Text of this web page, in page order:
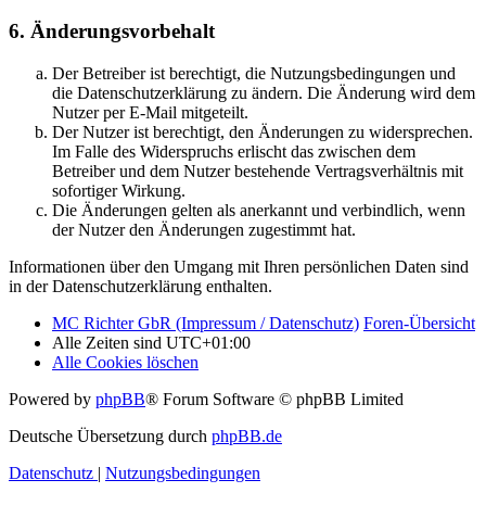
6. Änderungsvorbehalt
Der Betreiber ist berechtigt, die Nutzungsbedingungen und
die Datenschutzerklärung zu ändern. Die Änderung wird dem
Nutzer per E-Mail mitgeteilt.
Der Nutzer ist berechtigt, den Änderungen zu widersprechen.
Im Falle des Widerspruchs erlischt das zwischen dem
Betreiber und dem Nutzer bestehende Vertragsverhältnis mit
sofortiger Wirkung.
Die Änderungen gelten als anerkannt und verbindlich, wenn
der Nutzer den Änderungen zugestimmt hat.
Informationen über den Umgang mit Ihren persönlichen Daten sind
in der Datenschutzerklärung enthalten.
MC Richter GbR (Impressum / Datenschutz) Foren-Übersicht
Alle Zeiten sind UTC+01:00
Alle Cookies löschen
Powered by phpBB® Forum Software © phpBB Limited
Deutsche Übersetzung durch phpBB.de
Datenschutz | Nutzungsbedingungen